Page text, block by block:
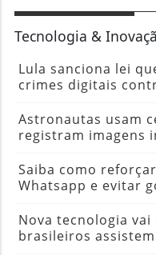
Tecnologia &
Lula sanciona lei
crimes digitais
Astronautas usam
registram imagens
Saiba como
Whatsapp e evitar
Nova tecnologia
brasileiros